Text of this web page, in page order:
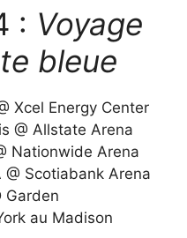
: Voyage
bleue
Xcel Energy Center
@ Allstate Arena
Nationwide Arena
Scotiabank Arena
Garden
au Madison